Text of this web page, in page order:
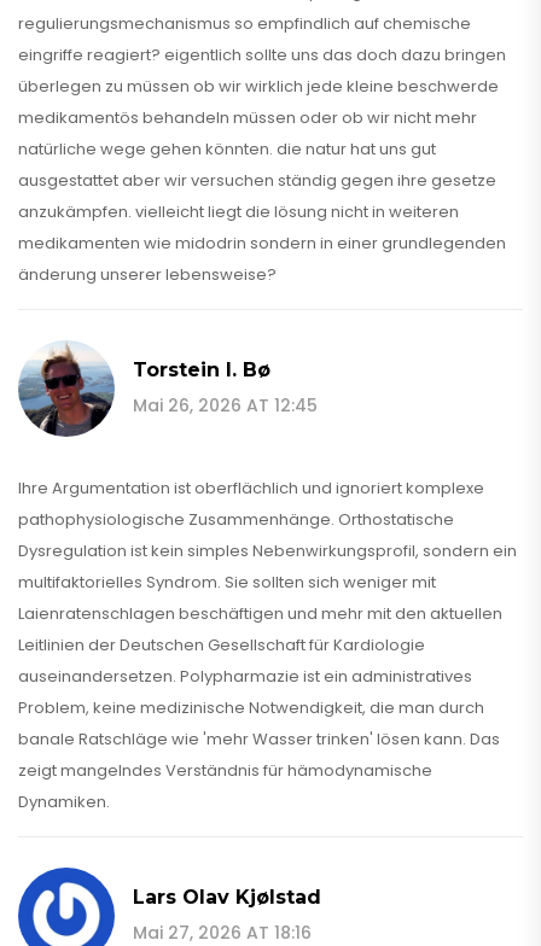
regulierungsmechanismus so empfindlich auf chemische
eingriffe reagiert? eigentlich sollte uns das doch dazu bringen
überlegen zu müssen ob wir wirklich jede kleine beschwerde
medikamentös behandeln müssen oder ob wir nicht mehr
natürliche wege gehen könnten. die natur hat uns gut
ausgestattet aber wir versuchen ständig gegen ihre gesetze
anzukämpfen. vielleicht liegt die lösung nicht in weiteren
medikamenten wie midodrin sondern in einer grundlegenden
änderung unserer lebensweise?
Torstein I. Bø
Mai 26, 2026 AT 12:45
Ihre Argumentation ist oberflächlich und ignoriert komplexe
pathophysiologische Zusammenhänge. Orthostatische
Dysregulation ist kein simples Nebenwirkungsprofil, sondern ein
multifaktorielles Syndrom. Sie sollten sich weniger mit
Laienratenschlagen beschäftigen und mehr mit den aktuellen
Leitlinien der Deutschen Gesellschaft für Kardiologie
auseinandersetzen. Polypharmazie ist ein administratives
Problem, keine medizinische Notwendigkeit, die man durch
banale Ratschläge wie 'mehr Wasser trinken' lösen kann. Das
zeigt mangelndes Verständnis für hämodynamische
Dynamiken.
Lars Olav Kjølstad
Mai 27, 2026 AT 18:16